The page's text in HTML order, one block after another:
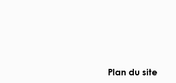
Plan du site